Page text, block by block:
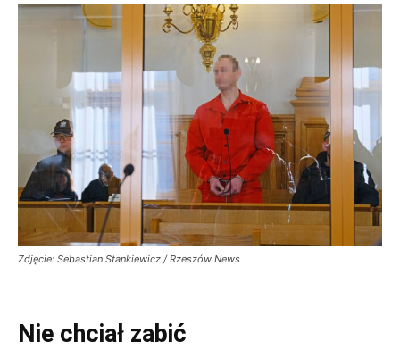
Zdjęcie: Sebastian Stankiewicz / Rzeszów News
Nie chciał zabić